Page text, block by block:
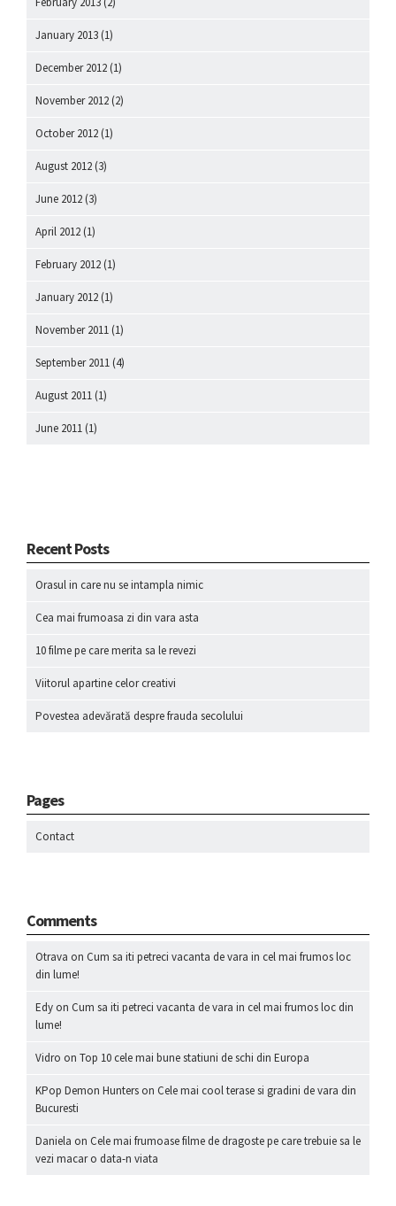
January 2013 (1)
December 2012 (1)
November 2012 (2)
October 2012 (1)
August 2012 (3)
June 2012 (3)
April 2012 (1)
February 2012 (1)
January 2012 (1)
November 2011 (1)
September 2011 (4)
August 2011 (1)
June 2011 (1)
Recent Posts
Orasul in care nu se intampla nimic
Cea mai frumoasa zi din vara asta
10 filme pe care merita sa le revezi
Viitorul apartine celor creativi
Povestea adevărată despre frauda secolului
Pages
Contact
Comments
Otrava on Cum sa iti petreci vacanta de vara in cel mai frumos loc
din lume!
Edy on Cum sa iti petreci vacanta de vara in cel mai frumos loc din
lume!
Vidro on Top 10 cele mai bune statiuni de schi din Europa
KPop Demon Hunters on Cele mai cool terase si gradini de vara din
Bucuresti
Daniela on Cele mai frumoase filme de dragoste pe care trebuie sa le
vezi macar o data-n viata